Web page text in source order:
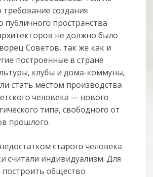
создания
публичного про­стран­ства
не должно было
Советов, так же как и
построенные в стране
клубы и дома-ком­муны,
стать местом производства
человека — нового
типа, свободного от
прошлого.
старого человека
считали индивидуализм. Для
построить общество